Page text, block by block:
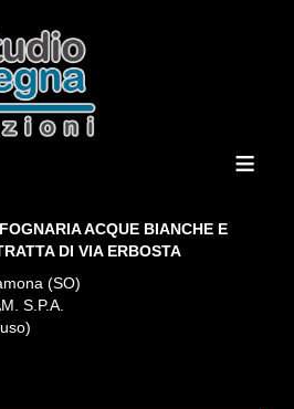
≡
ACQUE BIANCHE E
DI VIA ERBOSTA
(SO)
S.P.A.